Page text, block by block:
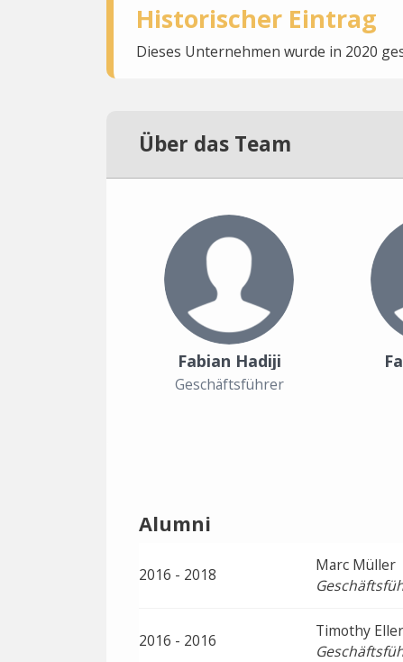
Historischer Eintrag
Dieses Unternehmen wurde in 2020
Über das Team
Fabian Hadiji
Geschäftsführer
Alumni
2016 - 2018
Marc Müller
2016 - 2016
Timothy